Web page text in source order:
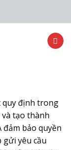
quy định trong
và tạo thành
đảm bảo quyền
gửi yêu cầu